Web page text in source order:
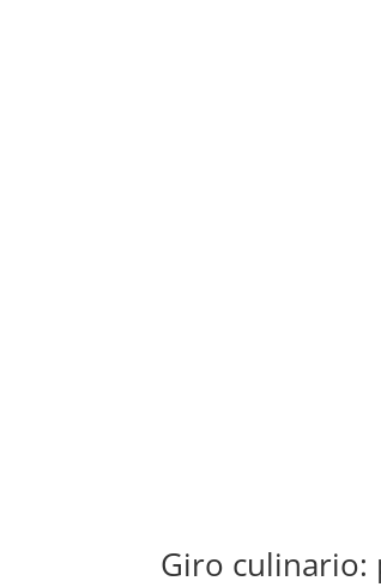
Giro culinario: